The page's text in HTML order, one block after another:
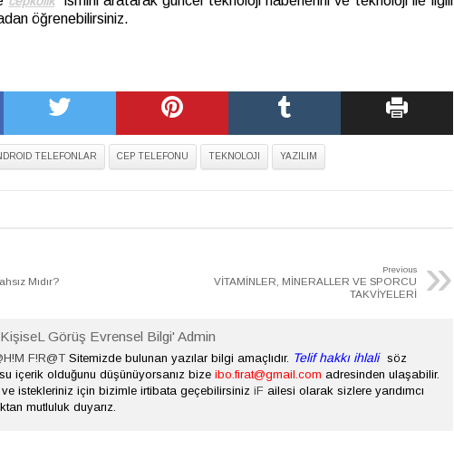
öğrenebilirsiniz.
TELEFONLAR CEP TELEFONU TEKNOLOJI YAZILIM
Mıdır? »
Previous
VİTAMİNLER, MİNERALLER VE SPORCU
TAKVİYELERİ
Görüş Evrensel Bilgi' Admin
F!R@TSitemizde bulunan yazılar bilgi amaçlıdır. Telif hakkı ihlali
söz
içerik olduğunu düşünüyorsanız bize ibo.firat@gmail.com adresinden ulaşabilir.
istekleriniz için bizimle irtibata geçebilirsiniz iF ailesi olarak sizlere yarıdımcı
mutluluk duyarız.